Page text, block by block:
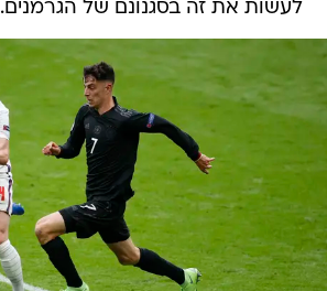
לעשות את זה בסגנונם של הגרמנים.